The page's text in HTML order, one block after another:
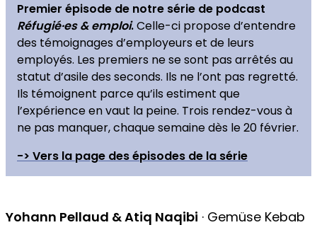
Premier épisode de notre série de podcast
Réfugié·es & emploi.Celle-ci propose d’entendre
des témoignages d’employeurs et de leurs
employés. Les premiers ne se sont pas arrêtés au
statut d’asile des seconds. Ils ne l’ont pas regretté.
Ils témoignent parce qu’ils estiment que
l’expérience en vaut la peine. Trois rendez-vous à
ne pas manquer, chaque semaine dès le 20 février.
-> Vers la page des épisodes de la série
Yohann Pellaud & Atiq Naqibi · Gemüse Kebab